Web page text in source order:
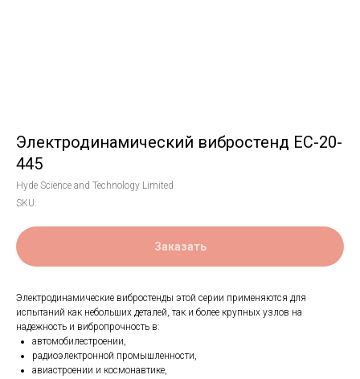
Электродинамический вибростенд EC-20-
445
Hyde Science and Technology Limited
SKU:
Заказать
Электродинамические вибростенды этой серии применяются для
испытаний как небольших деталей, так и более крупных узлов на
надежность и вибропрочность в:
автомобилестроении,
радиоэлектронной промышленности,
авиастроении и космонавтике,